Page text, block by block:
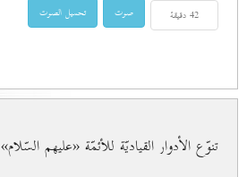
تنوّع الأدوار القياديّة للأئمّة «عليهم السّلام»